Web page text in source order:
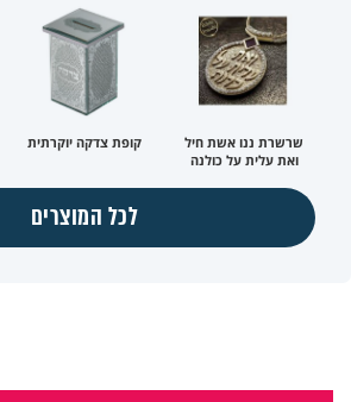
שרשרת ננו אשת חיל
ואת עלית על כולנה
קופת צדקה יוקרתית
לכל המוצרים